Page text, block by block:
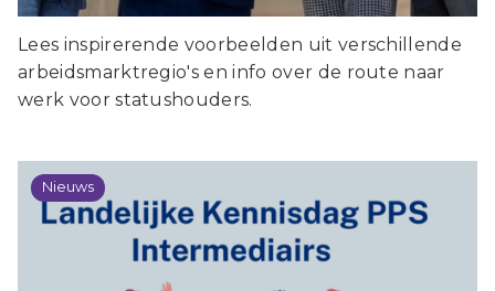
Lees inspirerende voorbeelden uit verschillende
arbeidsmarktregio's en info over de route naar
werk voor statushouders.
Nieuws